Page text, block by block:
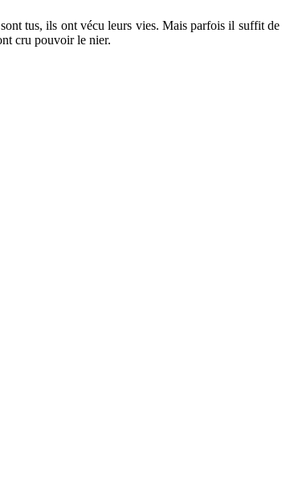
tus, ils ont vécu leurs vies. Mais parfois il suffit de
cru pouvoir le nier.